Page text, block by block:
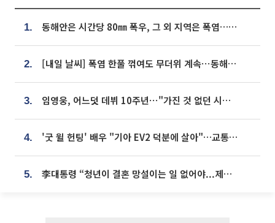
1. 동해안은 시간당 80㎜ 폭우, 그 외 지역은 폭염…‘극과 극 날씨’
2. [내일 날씨] 폭염 한풀 꺾여도 무더위 계속⋯동해안 이틀 연속 비
3. 임영웅, 어느덧 데뷔 10주년⋯"가진 것 없던 시절, 내 앞엔 20명의 팬뿐"
4. '굿 윌 헌팅' 배우 "기아 EV2 덕분에 살아"…교통사고 후 안전성 극찬
5. 李대통령 “청년이 결혼 망설이는 일 없어야...제도상 불이익 조사”